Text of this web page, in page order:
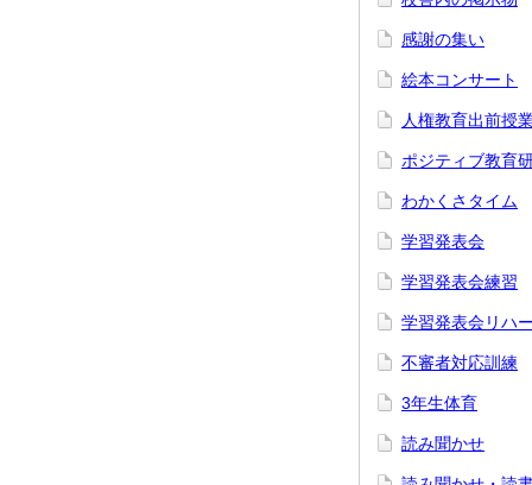
感謝の集い
絵本コンサート
人権教育出前授
ポジティブ教育
わかくさタイム
学習発表会
学習発表会練習
学習発表会リハ
不審者対応訓練
3年生体育
読み聞かせ